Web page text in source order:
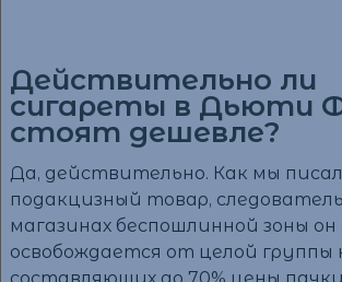
Действительно ли
сигареты в Дьюти
стоят дешевле?
Да, действительно. Как мы
подакцизный товар,
магазинах беспошлинной зоны он
освобождается от целой группы